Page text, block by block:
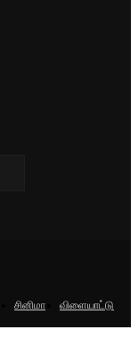
சினிமா விளையாட்டு